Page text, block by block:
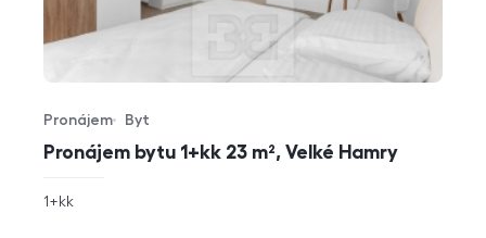
Pronájem bytu 1+kk 23 m², Velké Hamry
Typ nabídky
Pronájem
Typ nemovitosti
Byt
rozměry
1+kk